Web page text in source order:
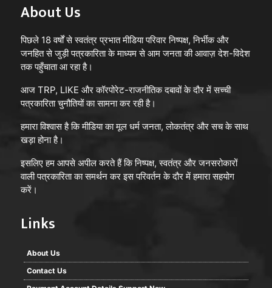
About Us
पिछले 18 वर्षों से स्वतंत्र प्रभात मीडिया परिवार निष्पक्ष, निर्भीक और
जनहित से जुड़ी पत्रकारिता के माध्यम से आम जनता की आवाज़ देश-विदेश
तक पहुँचाता आ रहा है।
आज TRP, LIKE और कॉरपोरेट-राजनीतिक दबावों के दौर में सच्ची
पत्रकारिता चुनौतियों का सामना कर रही है।
हमारा विश्वास है कि मीडिया का मूल धर्म जनता, लोकतंत्र और सच के साथ
खड़ा होना है।
इसलिए हम आपसे अपील करते हैं कि निष्पक्ष, स्वतंत्र और जनसरोकारों
वाली पत्रकारिता का समर्थन कर इस परिवर्तन के दौर में हमारा सहयोग
करें।
Links
About Us
Contact Us